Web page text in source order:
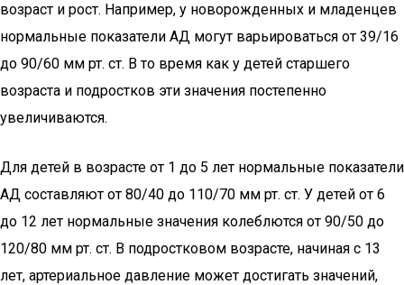
возраст и рост. Например, у новорожденных и младенцев
нормальные показатели АД могут варьироваться от 39/16
до 90/60 мм рт. ст. В то время как у детей старшего
возраста и подростков эти значения постепенно
увеличиваются.
Для детей в возрасте от 1 до 5 лет нормальные показатели
АД составляют от 80/40 до 110/70 мм рт. ст. У детей от 6
до 12 лет нормальные значения колеблются от 90/50 до
120/80 мм рт. ст. В подростковом возрасте, начиная с 13
лет, артериальное давление может достигать значений,